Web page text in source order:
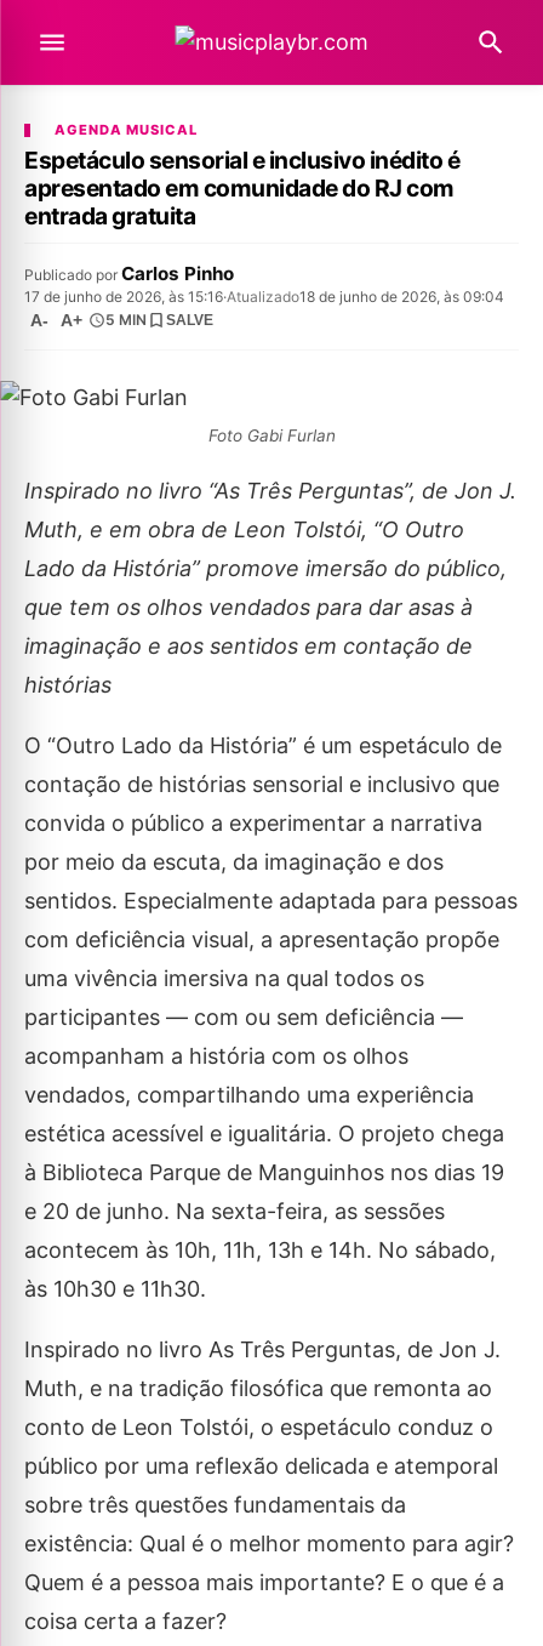
AGENDA MUSICAL
Espetáculo sensorial e inclusivo inédito é
apresentado em comunidade do RJ com
entrada gratuita
Publicado por Carlos Pinho
17 de junho de 2026, às 15:16·Atualizado18 de junho de 2026, às 09:04
A- A+ 5 MIN SALVE
Foto Gabi Furlan
Inspirado no livro “As Três Perguntas”, de Jon J.
Muth, e em obra de Leon Tolstói, “O Outro
Lado da História” promove imersão do público,
que tem os olhos vendados para dar asas à
imaginação e aos sentidos em contação de
histórias
O “Outro Lado da História” é um espetáculo de
contação de histórias sensorial e inclusivo que
convida o público a experimentar a narrativa
por meio da escuta, da imaginação e dos
sentidos. Especialmente adaptada para pessoas
com deficiência visual, a apresentação propõe
uma vivência imersiva na qual todos os
participantes — com ou sem deficiência —
acompanham a história com os olhos
vendados, compartilhando uma experiência
estética acessível e igualitária. O projeto chega
à Biblioteca Parque de Manguinhos nos dias 19
e 20 de junho. Na sexta-feira, as sessões
acontecem às 10h, 11h, 13h e 14h. No sábado,
às 10h30 e 11h30.
Inspirado no livro As Três Perguntas, de Jon J.
Muth, e na tradição filosófica que remonta ao
conto de Leon Tolstói, o espetáculo conduz o
público por uma reflexão delicada e atemporal
sobre três questões fundamentais da
existência: Qual é o melhor momento para agir?
Quem é a pessoa mais importante? E o que é a
coisa certa a fazer?